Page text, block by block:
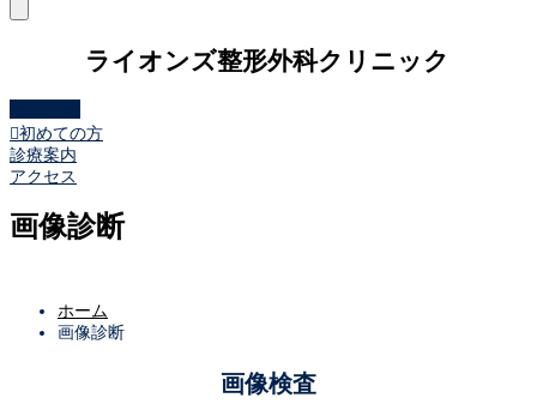
ライオンズ整形外科クリニック
初めての方
診療案内
アクセス
画像診断
ホーム
画像診断
画像検査